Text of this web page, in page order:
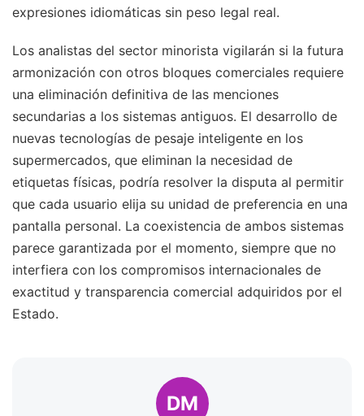
expresiones idiomáticas sin peso legal real.
Los analistas del sector minorista vigilarán si la futura
armonización con otros bloques comerciales requiere
una eliminación definitiva de las menciones
secundarias a los sistemas antiguos. El desarrollo de
nuevas tecnologías de pesaje inteligente en los
supermercados, que eliminan la necesidad de
etiquetas físicas, podría resolver la disputa al permitir
que cada usuario elija su unidad de preferencia en una
pantalla personal. La coexistencia de ambos sistemas
parece garantizada por el momento, siempre que no
interfiera con los compromisos internacionales de
exactitud y transparencia comercial adquiridos por el
Estado.
DM